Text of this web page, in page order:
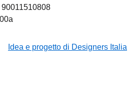
90011510808
Idea e progetto di Designers Italia